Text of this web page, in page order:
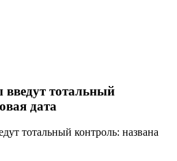
тотальный
дата